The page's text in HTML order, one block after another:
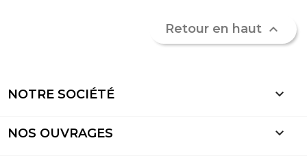
Retour en haut 
NOTRE SOCIÉTÉ 
NOS OUVRAGES 